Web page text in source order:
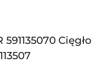
591135070 Cięgło